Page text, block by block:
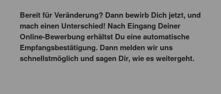
Bereit für Veränderung? Dann bewirb Dich jetzt, und
mach einen Unterschied! Nach Eingang Deiner
Online-Bewerbung erhältst Du eine automatische
Empfangsbestätigung. Dann melden wir uns
schnellstmöglich und sagen Dir, wie es weitergeht.